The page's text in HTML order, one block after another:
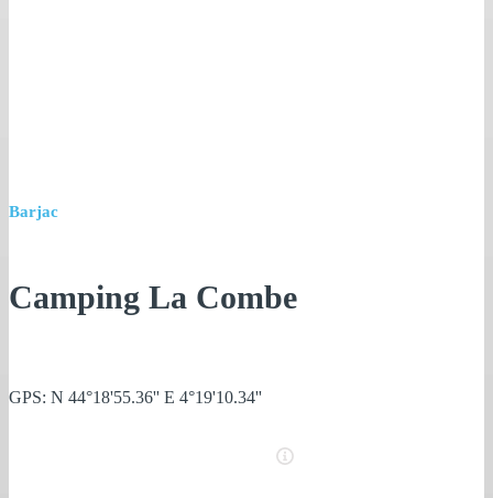
Barjac
Camping La Combe
GPS: N 44°18'55.36'' E 4°19'10.34''